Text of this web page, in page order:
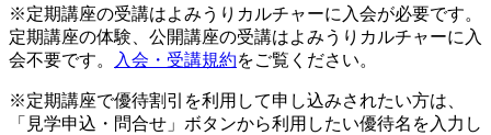
※定期講座の受講はよみうりカルチャーに入会が必要です。
定期講座の体験、公開講座の受講はよみうりカルチャーに入
会不要です。
入会・受講規約をご覧ください。
※定期講座で優待割引を利用して申し込みされたい方は、
「見学申込・問合せ」ボタンから利用したい優待名を入力し